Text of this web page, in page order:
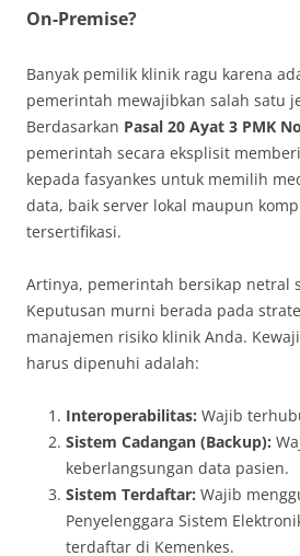
On-Premise?
Banyak pemilik klinik ragu karena
pemerintah mewajibkan salah satu
Berdasarkan Pasal 20 Ayat 3 PMK
pemerintah secara eksplisit
kepada fasyankes untuk memilih
data, baik server lokal maupun
tersertifikasi.
Artinya, pemerintah bersikap netral
Keputusan murni berada pada
manajemen risiko klinik Anda.
harus dipenuhi adalah:
Interoperabilitas: Wajib
Sistem Cadangan (Backup):
keberlangsungan data pasien.
Sistem Terdaftar: Wajib
Penyelenggara Sistem
terdaftar di Kemenkes.